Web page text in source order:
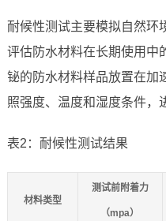
耐候性测试主要模拟自然环
评估防水材料在长期使用中
铋的防水材料样品放置在加
照强度、温度和湿度条件，
表2：耐候性测试结果
材料类型
测试前附着力
（mpa）